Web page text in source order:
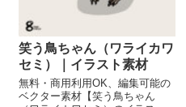
笑う鳥ちゃん（ワライカワ
セミ）｜イラスト素材
無料・商用利用OK、編集可能の
ベクター素材【笑う鳥ちゃん